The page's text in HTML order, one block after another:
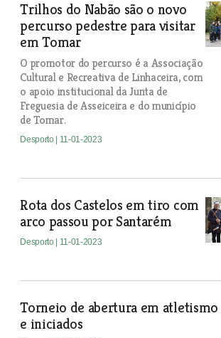
Trilhos do Nabão são o novo
percurso pedestre para visitar
em Tomar
O promotor do percurso é a Associação
Cultural e Recreativa de Linhaceira, com
o apoio institucional da Junta de
Freguesia de Asseiceira e do município
de Tomar.
Desporto | 11-01-2023
Rota dos Castelos em tiro com
arco passou por Santarém
Desporto | 11-01-2023
Torneio de abertura em
e iniciados